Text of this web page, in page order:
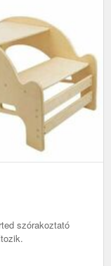
szórakoztató